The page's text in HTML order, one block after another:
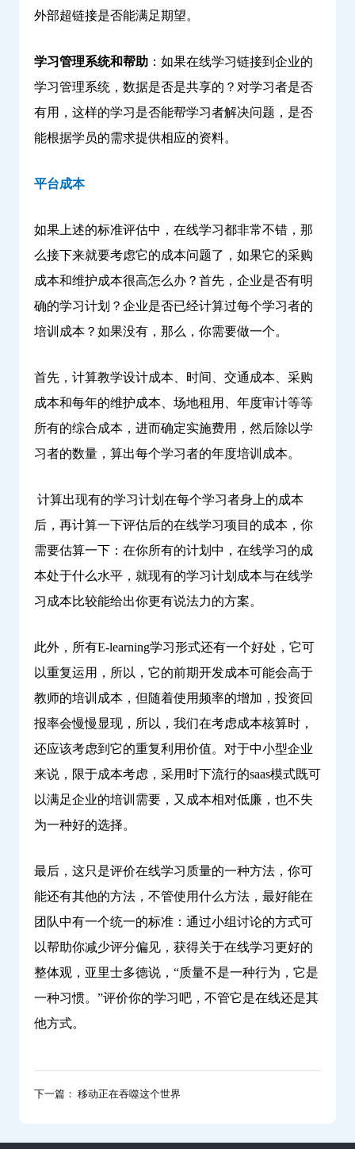
外部超链接是否能满足期望。
学习管理系统和帮助 ：如果在线学习链接到企业的
学习管理系统，数据是否是共享的？对学习者是否
有用，这样的学习是否能帮学习者解决问题，是否
能根据学员的需求提供相应的资料。
平台成本
如果上述的标准评估中，在线学习都非常不错，那
么接下来就要考虑它的成本问题了，如果它的采购
成本和维护成本很高怎么办？首先，企业是否有明
确的学习计划？企业是否已经计算过每个学习者的
培训成本？如果没有，那么，你需要做一个。
首先，计算教学设计成本、时间、交通成本、采购
成本和每年的维护成本、场地租用、年度审计等等
所有的综合成本，进而确定实施费用，然后除以学
习者的数量，算出每个学习者的年度培训成本。
计算出现有的学习计划在每个学习者身上的成本
后，再计算一下评估后的在线学习项目的成本，你
需要估算一下：在你所有的计划中，在线学习的成
本处于什么水平，就现有的学习计划成本与在线学
习成本比较能给出你更有说法力的方案。
此外，所有E-learning学习形式还有一个好处，它可
以重复运用，所以，它的前期开发成本可能会高于
教师的培训成本，但随着使用频率的增加，投资回
报率会慢慢显现，所以，我们在考虑成本核算时，
还应该考虑到它的重复利用价值。对于中小型企业
来说，限于成本考虑，采用时下流行的saas模式既可
以满足企业的培训需要，又成本相对低廉，也不失
为一种好的选择。
最后，这只是评价在线学习质量的一种方法，你可
能还有其他的方法，不管使用什么方法，最好能在
团队中有一个统一的标准：通过小组讨论的方式可
以帮助你减少评分偏见，获得关于在线学习更好的
整体观，亚里士多德说，“质量不是一种行为，它是
一种习惯。”评价你的学习吧，不管它是在线还是其
他方式。
下一篇： 移动正在吞噬这个世界